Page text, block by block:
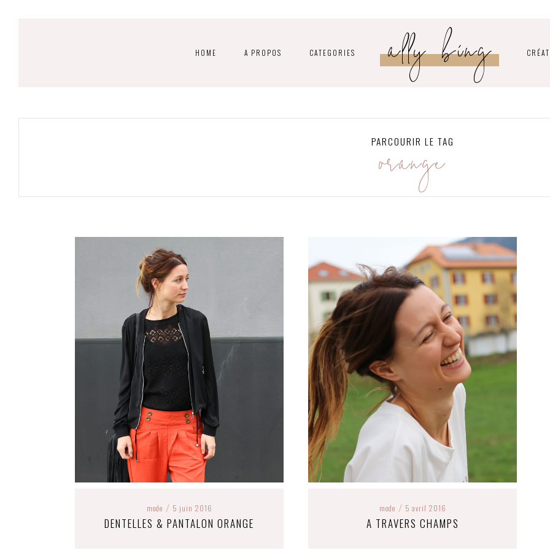
HOME A PROPOS CATEGORIES ally bing
PARCOURIR LE TAG
orange
mode / 5 juin 2016
DENTELLES & PANTALON ORANGE
mode / 5 avril 2016
A TRAVERS CHAMPS